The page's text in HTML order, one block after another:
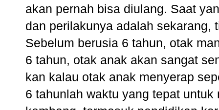
akan pernah bisa diulang. Saat
dan perilakunya adalah sekarang,
Sebelum berusia 6 tahun, otak
6 tahun, otak anak akan sangat
kan kalau otak anak menyerap
6 tahunlah waktu yang tepat